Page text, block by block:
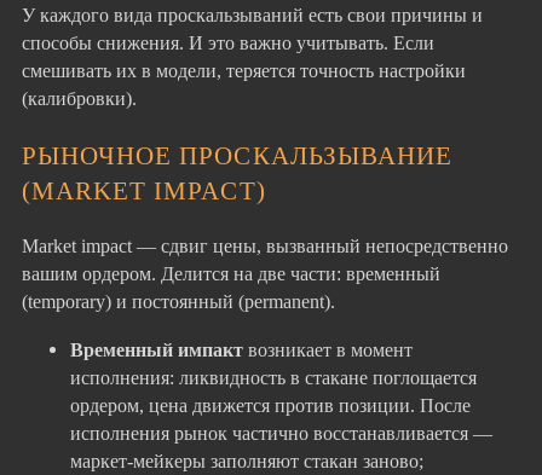
У каждого вида проскальзываний есть свои причины и
способы снижения. И это важно учитывать. Если
смешивать их в модели, теряется точность настройки
(калибровки).
РЫНОЧНОЕ ПРОСКАЛЬЗЫВАНИЕ
(MARKET IMPACT)
Market impact — сдвиг цены, вызванный непосредственно
вашим ордером. Делится на две части: временный
(temporary) и постоянный (permanent).
Временный импакт возникает в момент
исполнения: ликвидность в стакане поглощается
ордером, цена движется против позиции. После
исполнения рынок частично восстанавливается —
маркет-мейкеры заполняют стакан заново;